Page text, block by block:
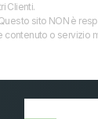
Clienti.
sito NON è
contenuto o servizio